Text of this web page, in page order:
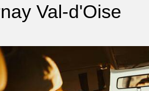
Val-d'Oise